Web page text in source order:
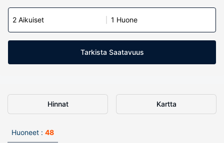
2 Aikuiset 1 Huone
Tarkista Saatavuus
Hinnat Kartta
Huoneet : 48